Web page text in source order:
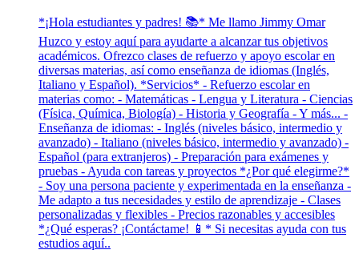
*¡Hola estudiantes y padres! 📚* Me llamo Jimmy Omar
Huzco y estoy aquí para ayudarte a alcanzar tus objetivos
académicos. Ofrezco clases de refuerzo y apoyo escolar en
diversas materias, así como enseñanza de idiomas (Inglés,
Italiano y Español). *Servicios* - Refuerzo escolar en
materias como: - Matemáticas - Lengua y Literatura - Ciencias
(Física, Química, Biología) - Historia y Geografía - Y más... -
Enseñanza de idiomas: - Inglés (niveles básico, intermedio y
avanzado) - Italiano (niveles básico, intermedio y avanzado) -
Español (para extranjeros) - Preparación para exámenes y
pruebas - Ayuda con tareas y proyectos *¿Por qué elegirme?*
- Soy una persona paciente y experimentada en la enseñanza -
Me adapto a tus necesidades y estilo de aprendizaje - Clases
personalizadas y flexibles - Precios razonables y accesibles
*¿Qué esperas? ¡Contáctame! 📱* Si necesitas ayuda con tus
estudios aquí..